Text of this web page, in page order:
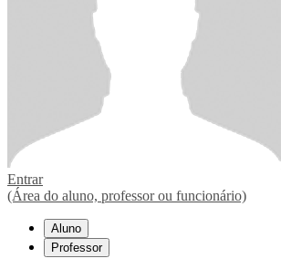
Entrar
(Área do aluno, professor ou funcionário)
Aluno
Professor